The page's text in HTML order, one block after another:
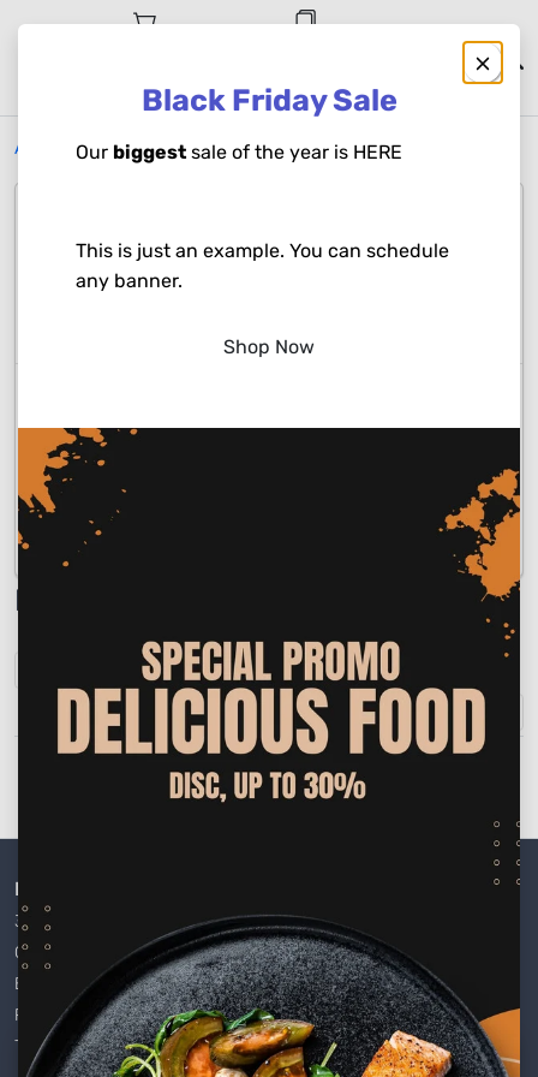
Nu sunt produse de
Vindeți acum
Health & Beauty
Acasă Clothing Women's Clothing Leggings
Toate categoriile
Women's Clothing
Min
Leggings
Cele mai recente
Nu s-au găsit produse!
Link-uri rapide
30 Days Return
Contact
Blog Page
Products
Terms & Conditions
Documentation
Terms & Conditions
Roadmap
Setări Cookie
Black Friday Sale
Our biggest sale of the year is HERE
This is just an example. You can schedule
any banner.
Shop Now